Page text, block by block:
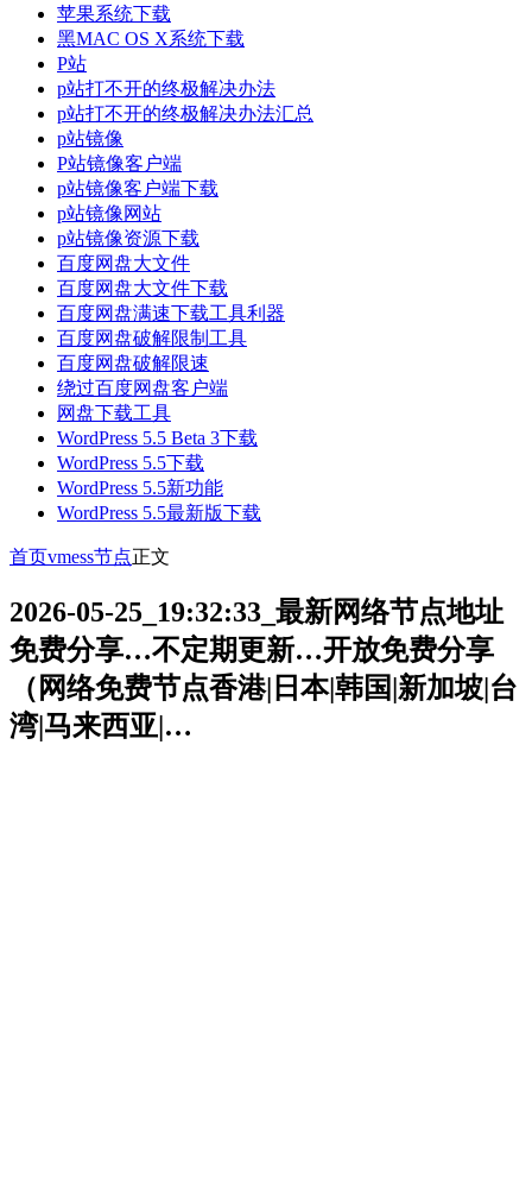
苹果系统下载
黑MAC OS X系统下载
P站
p站打不开的终极解决办法
p站打不开的终极解决办法汇总
p站镜像
P站镜像客户端
p站镜像客户端下载
p站镜像网站
p站镜像资源下载
百度网盘大文件
百度网盘大文件下载
百度网盘满速下载工具利器
百度网盘破解限制工具
百度网盘破解限速
绕过百度网盘客户端
网盘下载工具
WordPress 5.5 Beta 3下载
WordPress 5.5下载
WordPress 5.5新功能
WordPress 5.5最新版下载
首页vmess节点正文
2026-05-25_19:32:33_最新网络节点地址
免费分享…不定期更新…开放免费分享
（网络免费节点香港|日本|韩国|新加坡|台
湾|马来西亚|…